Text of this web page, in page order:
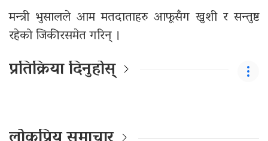
मन्त्री भुसालले आम मतदाताहरु आफूसँग खुशी र सन्तुष्ट
रहेको जिकीरसमेत गरिन् ।
प्रतिक्रिया दिनुहोस्